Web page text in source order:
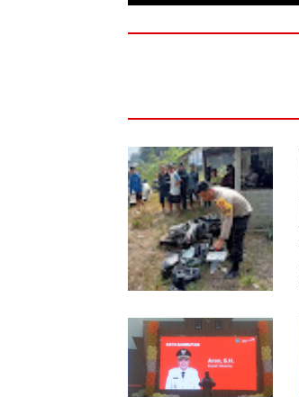
Truk Kontainer Oleng
Tabrak Vario, Warga
Kapuas Meninggal di
Dusun Mak Tampong